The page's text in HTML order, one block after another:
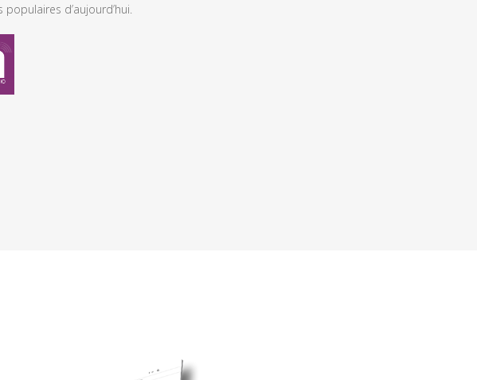
populaires d’aujourd’hui.